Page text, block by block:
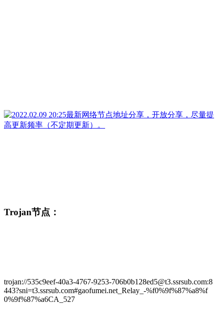
Trojan节点：
trojan://535c9eef-40a3-4767-9253-706b0b128ed5@t3.ssrsub.com:8
443?sni=t3.ssrsub.com#gaofumei.net_Relay_-%f0%9f%87%a8%f
0%9f%87%a6CA_527